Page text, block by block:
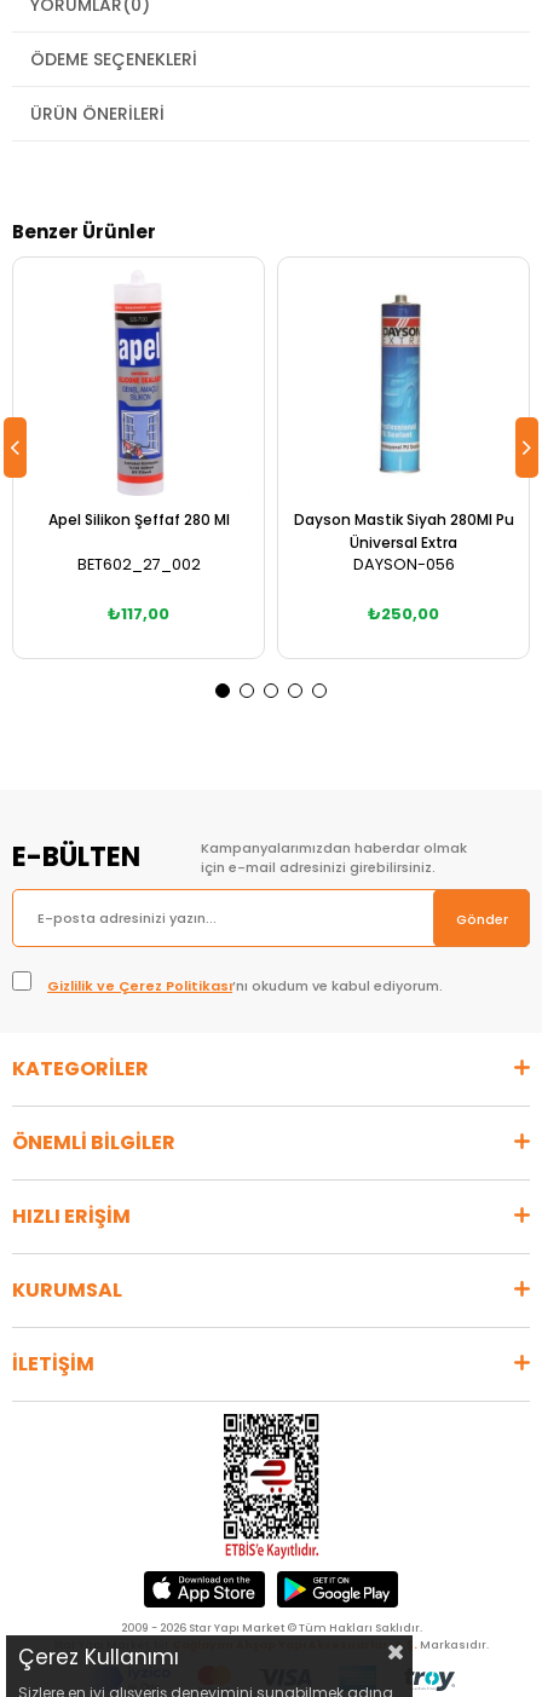
YORUMLAR(0)
ÖDEME SEÇENEKLERI
ÜRÜN ÖNERILERI
Benzer Ürünler
Apel Silikon Şeffaf 280 Ml
BET602_27_002
₺117,00
Dayson Mastik Siyah 280Ml Pu
Üniversal Extra
DAYSON-056
₺250,00
E-BÜLTEN
Kampanyalarımızdan haberdar olmak
için e-mail adresinizi girebilirsiniz.
Gönder
Gizlilik ve Çerez Politikası’nı okudum ve kabul ediyorum.
KATEGORİLER
ÖNEMLİ BİLGİLER
HIZLI ERİŞİM
KURUMSAL
İLETİŞİM
2009 - 2026 Star Yapı Market © Tüm Hakları Saklıdır.
Çağlayan Ahşap Yapı Aksesuarları A.Ş. Markasıdır.
Çerez Kullanımı
Sizlere en iyi alışveriş deneyimini sunabilmek adına